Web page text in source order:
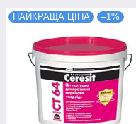
НАЙКРАЩА ЦІНА –1%